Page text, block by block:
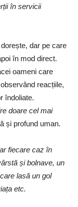
în servicii
dar pe care
în mod direct.
oameni care
reacțiile,
îndoliate.
doare cel mai
și profund uman.
fiecare caz în
și bolnave, un
lasă un gol
etc.